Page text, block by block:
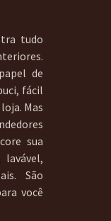
tudo
de
fácil
Mas
sua
lavável,
São
você